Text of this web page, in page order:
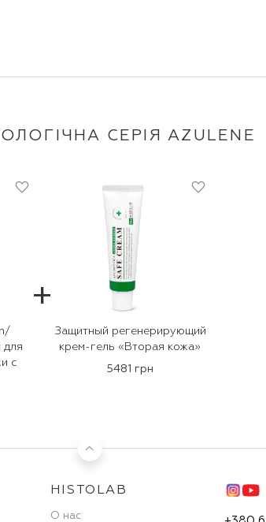
СЕРІЯ AZULENE
для
с
+
Защитный регенерирующий
крем-гель «Вторая кожа»
5481 грн
HISTOLAB
О нас